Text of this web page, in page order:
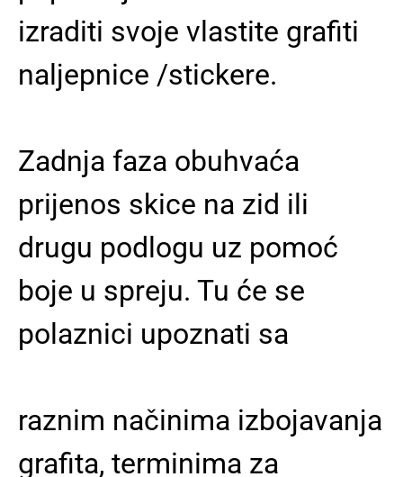
izraditi svoje vlastite grafiti
naljepnice /stickere.
Zadnja faza obuhvaća
prijenos skice na zid ili
drugu podlogu uz pomoć
boje u spreju. Tu će se
polaznici upoznati sa
raznim načinima izbojavanja
grafita, terminima za